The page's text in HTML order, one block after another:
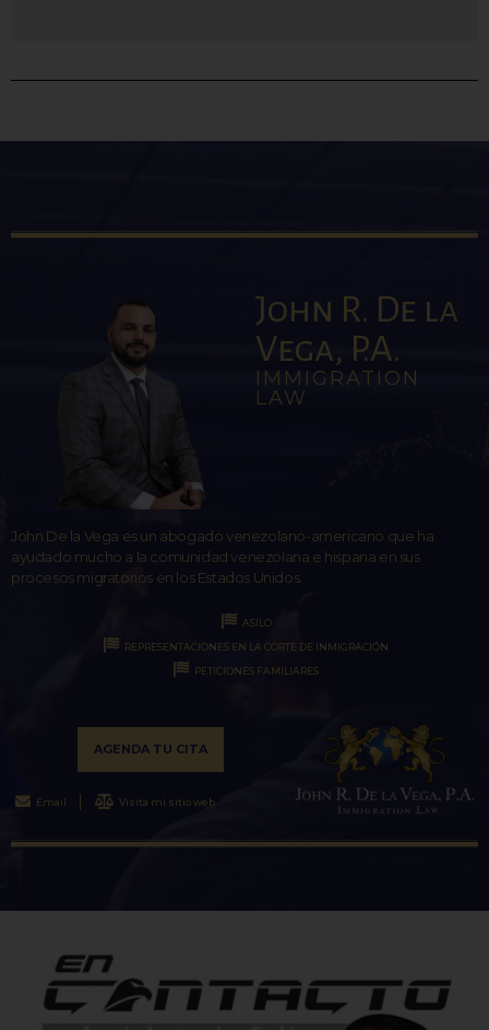
John R. De la
Vega, P.A.
IMMIGRATION
LAW
John De la Vega es un abogado venezolano-americano que ha
ayudado mucho a la comunidad venezolana e hispana en sus
procesos migratorios en los Estados Unidos.
ASILO
REPRESENTACIONES EN LA CORTE DE INMIGRACIÓN
PETICIONES FAMILIARES
AGENDA TU CITA
Email Visita mi sitio web